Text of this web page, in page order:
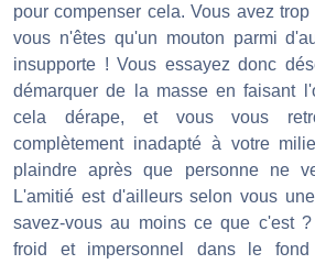
pour compenser cela. Vous avez
vous n'êtes qu'un mouton parmi
insupporte ! Vous essayez donc
démarquer de la masse en faisant
cela dérape, et vous vous
complètement inadapté à votre
plaindre après que personne ne
L'amitié est d'ailleurs selon vous
savez-vous au moins ce que c'est
froid et impersonnel dans le